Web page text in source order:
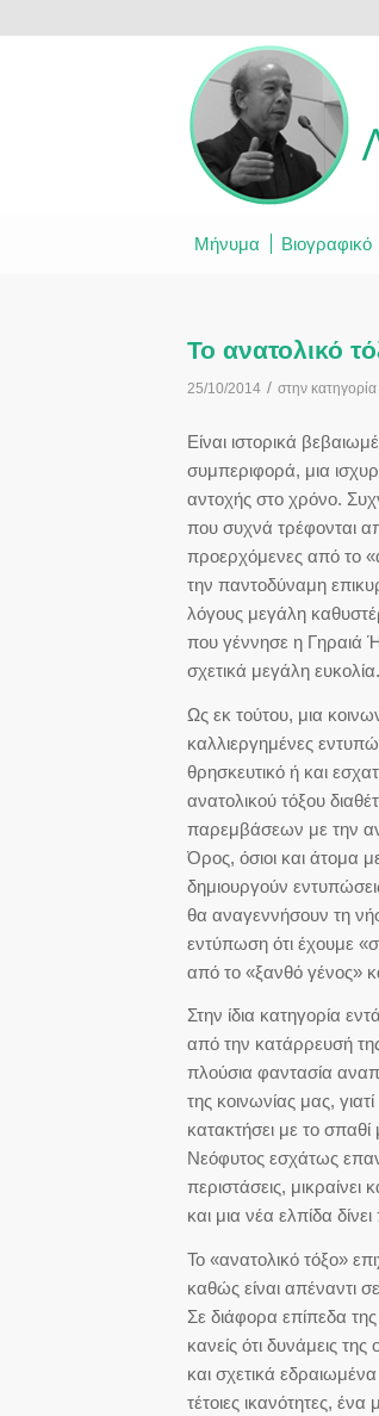
Μήνυμα Βιογραφικό
Το ανατολικό
25/10/2014 / στην κατηγορία
Είναι ιστορικά
συμπεριφορά, μια
αντοχής στο χρόνο.
που συχνά τρέφονται
προερχόμενες από το
την παντοδύναμη
λόγους μεγάλη
που γέννησε η Γηραιά
σχετικά μεγάλη ευκολία.
Ως εκ τούτου, μια
καλλιεργημένες
θρησκευτικό ή και
ανατολικού τόξου
παρεμβάσεων με την
Όρος, όσιοι και άτομα
δημιουργούν
θα αναγεννήσουν τη
εντύπωση ότι έχουμε
από το «ξανθό γένος»
Στην ίδια κατηγορία
από την κατάρρευσή
πλούσια φαντασία
της κοινωνίας μας,
κατακτήσει με το
Νεόφυτος εσχάτως
περιστάσεις,
και μια νέα ελπίδα
Το «ανατολικό τόξο»
καθώς είναι απέναντι
Σε διάφορα επίπεδα
κανείς ότι δυνάμεις
και σχετικά
τέτοιες ικανότητες,